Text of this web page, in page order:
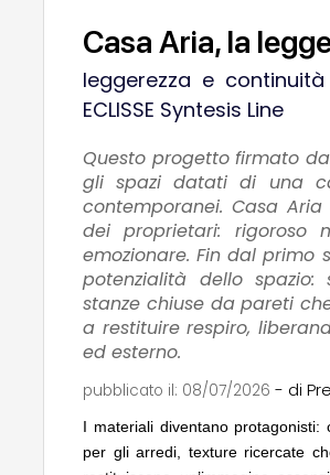
Casa Aria, la
leggerezza e
ECLISSE Syntesis Line
Questo progetto firmato
gli spazi datati di una
contemporanei. Casa
dei proprietari: rigoroso
emozionare. Fin dal primo
potenzialità dello
stanze chiuse da pareti
a restituire respiro,
ed esterno.
pubblicato il: 08/07/2026 - di
I materiali diventano
per gli arredi, texture ricercate
NOTIZIE
Roma, pronto a partire il mercato a
San Giovanni di Dio di OSA - Office
Scarchilli Architects
UP-TO-DATE
Cambio di destinazione senza opere
sempre possibile anche contro le
prescrizioni urbanistiche precedenti al
Salva-Casa
EVENTI
Vittorio Giorgini. L'architetto
dell'impossibile. Il docufilm in
Piombino per i 100 anni